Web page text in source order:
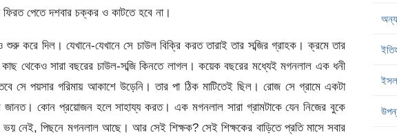
ফিরত পেতে দশবার চক্কর ও কাটতে হবে না।
শুরু করে দিল। যেখানে-যেখানে সে চাউল বিক্রি করত তারাই তার সব্জির গ্রাহক। ক্রমে তার
কাছ থেকেও সারা বছরের চাউল-সব্জি কিনতে লাগল। কয়েক বছরের মধ্যেই মগনলাল এক ধনী
সে পয়সার গরিমায় আকাশে উড়েনি। তার পা ঠিক মাটিতেই ছিল। রোজ সে গ্রামে একটা
কোন প্রয়োজন হলে সাহায্য করত। এক মগনলাল সারা গ্রামটাকে যেন নিজের বুকে
নেই, পিছনে মগনলাল আছে। আর সেই শিক্ষক? সেই শিক্ষকের বাড়িতে প্রতি মাসে সবার